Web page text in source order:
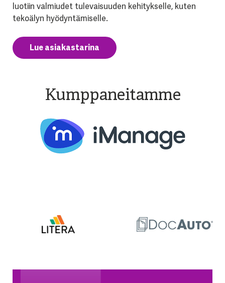
luotiin valmiudet tulevaisuuden kehitykselle, kuten
tekoälyn hyödyntämiselle.
Lue asiakastarina
Kumppaneitamme